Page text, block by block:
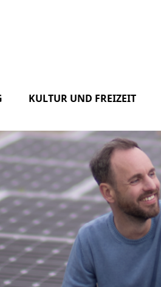
KULTUR UND FREIZEIT